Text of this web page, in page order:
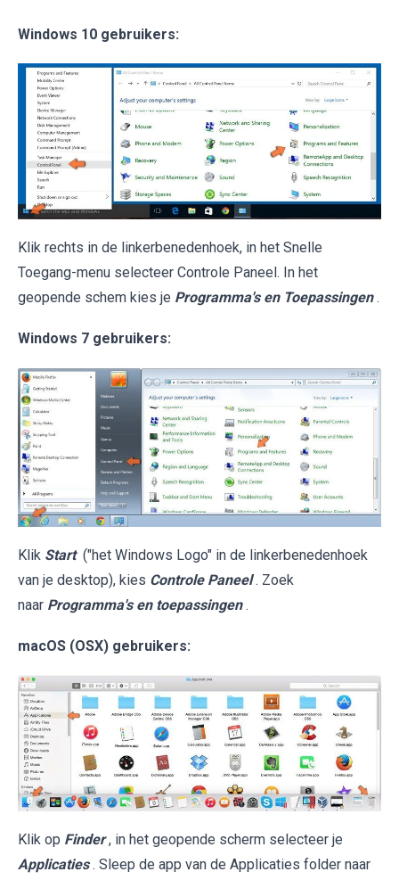
Windows 10 gebruikers:
Klik rechts in de linkerbenedenhoek, in het Snelle
Toegang-menu selecteer Controle Paneel. In het
geopende schem kies je Programma's en Toepassingen .
Windows 7 gebruikers:
Klik Start ("het Windows Logo" in de linkerbenedenhoek
van je desktop), kies Controle Paneel . Zoek
naar Programma's en toepassingen .
macOS (OSX) gebruikers:
Klik op Finder , in het geopende scherm selecteer je
Applicaties . Sleep de app van de Applicaties folder naar